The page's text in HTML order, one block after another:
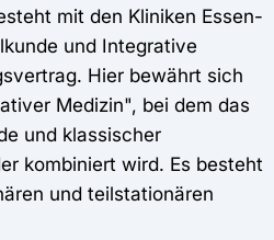
mit den Kliniken Essen-
und Integrative
Hier bewährt sich
Medizin", bei dem das
und klassischer
kombiniert wird. Es besteht
und teilstationären